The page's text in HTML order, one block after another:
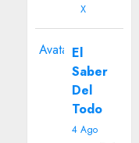
X
Avatar El
Saber
Del
Todo
4 Ago